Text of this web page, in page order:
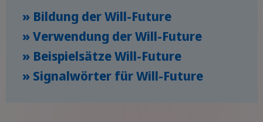
» Bildung der Will-Future
» Verwendung der Will-Future
» Beispielsätze Will-Future
» Signalwörter für Will-Future